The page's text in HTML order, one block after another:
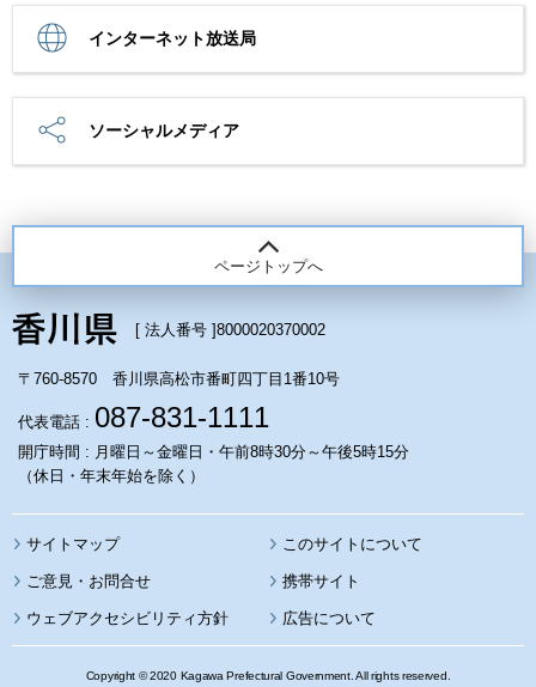
インターネット放送局
ソーシャルメディア
ページトップへ
[ 法人番号 ]8000020370002
〒760-8570 香川県高松市番町四丁目1番10号
代表電話 : 087-831-1111
開庁時間 : 月曜日～金曜日・午前8時30分～午後5時15分
（休日・年末年始を除く）
サイトマップ このサイトについて
携帯サイト
ウェブアクセシビリティ方針 広告について
Copyright © 2020 Kagawa Prefectural Government. All rights reserved.